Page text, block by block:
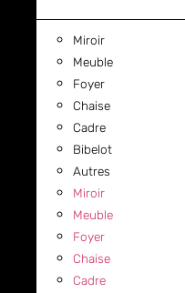
Miroir
Meuble
Foyer
Chaise
Cadre
Bibelot
Autres
Miroir
Meuble
Foyer
Chaise
Cadre